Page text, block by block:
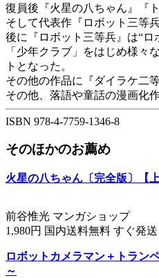
復員後『火星の八ちゃん』『
そして代表作『ロボット三等
後に『ロボット三等兵』は“ロ
「少年クラブ」をはじめ様々
トとなった。
その他の作品に『ダイラケ二
その他、落語や童話の漫画化
ISBN 978-4-7759-1346-8
そのほかのお薦め
火星の八ちゃん〔完全版〕【上
前谷惟光 マンガショップ
1,980円 国内送料無料 すぐ発送
ロボットカメラマン＋トラン
～